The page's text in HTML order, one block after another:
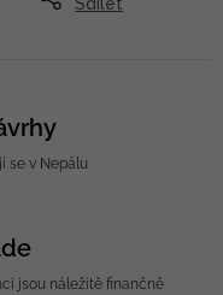
se v Nepálu
jsou náležitě finančně